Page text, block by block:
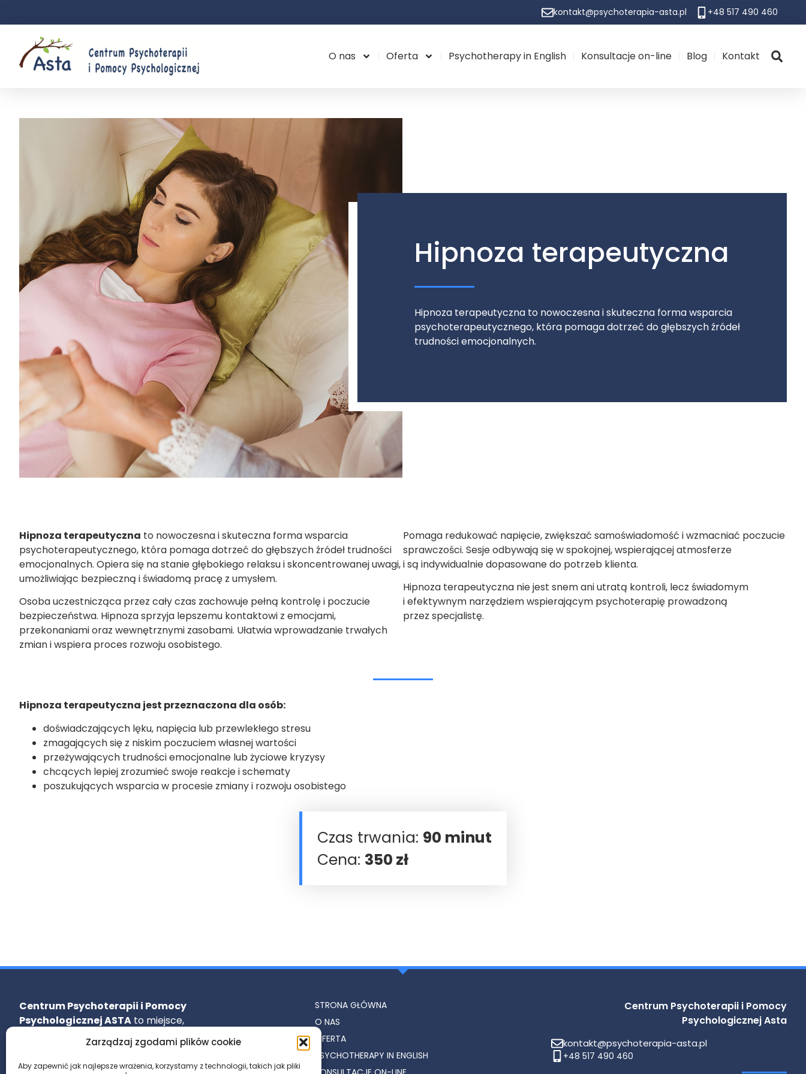
Zarządzaj zgodami plików cookie
Aby zapewnić jak najlepsze wrażenia, korzystamy z technologii, takich jak pliki
kontakt@psychoterapia-asta.pl +48 517 490 460
O nas Oferta Psychotherapy in English Konsultacje on-line Blog Kontakt
Hipnoza terapeutyczna
Hipnoza terapeutyczna to nowoczesna i skuteczna forma wsparcia
psychoterapeutycznego, która pomaga dotrzeć do głębszych źródeł
trudności emocjonalnych.
Hipnoza terapeutyczna to nowoczesna i skuteczna forma wsparcia
psychoterapeutycznego, która pomaga dotrzeć do głębszych źródeł trudności
emocjonalnych. Opiera się na stanie głębokiego relaksu i skoncentrowanej uwagi,
umożliwiając bezpieczną i świadomą pracę z umysłem.
Osoba uczestnicząca przez cały czas zachowuje pełną kontrolę i poczucie
bezpieczeństwa. Hipnoza sprzyja lepszemu kontaktowi z emocjami,
przekonaniami oraz wewnętrznymi zasobami. Ułatwia wprowadzanie trwałych
zmian i wspiera proces rozwoju osobistego.
Pomaga redukować napięcie, zwiększać samoświadomość i wzmacniać poczucie
sprawczości. Sesje odbywają się w spokojnej, wspierającej atmosferze
i są indywidualnie dopasowane do potrzeb klienta.
Hipnoza terapeutyczna nie jest snem ani utratą kontroli, lecz świadomym
i efektywnym narzędziem wspierającym psychoterapię prowadzoną
przez specjalistę.
Hipnoza terapeutyczna jest przeznaczona dla osób:
doświadczających lęku, napięcia lub przewlekłego stresu
zmagających się z niskim poczuciem własnej wartości
przeżywających trudności emocjonalne lub życiowe kryzysy
chcących lepiej zrozumieć swoje reakcje i schematy
poszukujących wsparcia w procesie zmiany i rozwoju osobistego
Czas trwania: 90 minut
Cena: 350 zł
Centrum Psychoterapii i Pomocy
Psychologicznej ASTA to miejsce,
w którym doświadczeni specjaliści oferują
profesjonalne wsparcie psychologiczne
i psychoterapeutyczne, dostosowane
STRONA GŁÓWNA
O NAS
OFERTA
PSYCHOTHERAPY IN ENGLISH
Centrum Psychoterapii i Pomocy
Psychologicznej Asta
kontakt@psychoterapia-asta.pl
+48 517 490 460